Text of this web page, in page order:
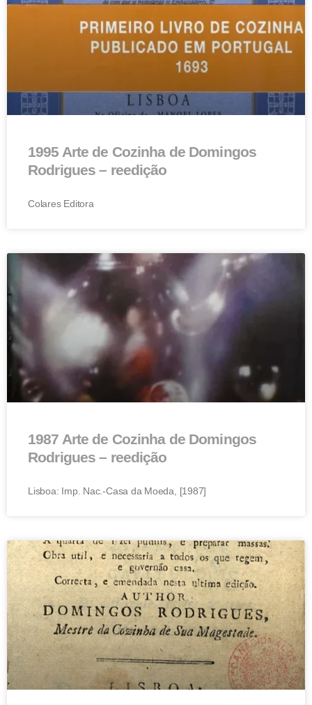
1995 Arte de Cozinha de Domingos
Rodrigues – reedição
Colares Editora
1987 Arte de Cozinha de Domingos
Rodrigues – reedição
Lisboa: Imp. Nac.-Casa da Moeda, [1987]